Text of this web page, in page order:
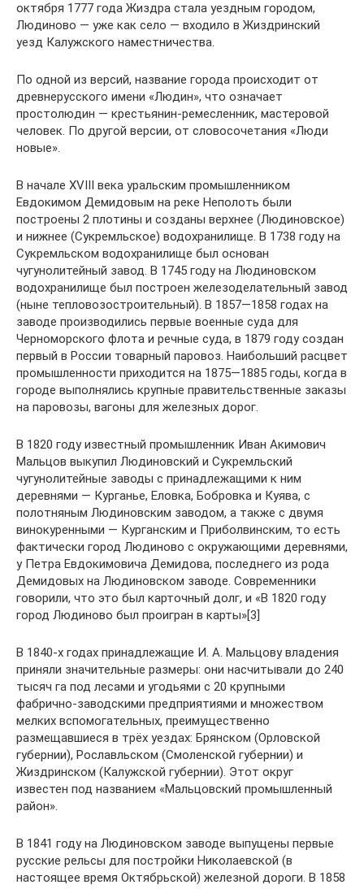
октября 1777 года Жиздра стала уездным городом,
Людиново — уже как село — входило в Жиздринский
уезд Калужского наместничества.
По одной из версий, название города происходит от
древнерусского имени «Людин», что означает
простолюдин — крестьянин-ремесленник, мастеровой
человек. По другой версии, от словосочетания «Люди
новые».
В начале XVIII века уральским промышленником
Евдокимом Демидовым на реке Неполоть были
построены 2 плотины и созданы верхнее (Людиновское)
и нижнее (Сукремльское) водохранилище. В 1738 году на
Сукремльском водохранилище был основан
чугунолитейный завод. В 1745 году на Людиновском
водохранилище был построен железоделательный завод
(ныне тепловозостроительный). В 1857—1858 годах на
заводе производились первые военные суда для
Черноморского флота и речные суда, в 1879 году создан
первый в России товарный паровоз. Наибольший расцвет
промышленности приходится на 1875—1885 годы, когда в
городе выполнялись крупные правительственные заказы
на паровозы, вагоны для железных дорог.
В 1820 году известный промышленник Иван Акимович
Мальцов выкупил Людиновский и Сукремльский
чугунолитейные заводы с принадлежащими к ним
деревнями — Курганье, Еловка, Бобровка и Куява, с
полотняным Людиновским заводом, а также с двумя
винокуренными — Курганским и Приболвинским, то есть
фактически город Людиново с окружающими деревнями,
у Петра Евдокимовича Демидова, последнего из рода
Демидовых на Людиновском заводе. Современники
говорили, что это был карточный долг, и «В 1820 году
город Людиново был проигран в карты»[3]
В 1840-х годах принадлежащие И. А. Мальцову владения
приняли значительные размеры: они насчитывали до 240
тысяч га под лесами и угодьями с 20 крупными
фабрично-заводскими предприятиями и множеством
мелких вспомогательных, преимущественно
размещавшиеся в трёх уездах: Брянском (Орловской
губернии), Рославльском (Смоленской губернии) и
Жиздринском (Калужской губернии). Этот округ
известен под названием «Мальцовский промышленный
район».
В 1841 году на Людиновском заводе выпущены первые
русские рельсы для постройки Николаевской (в
настоящее время Октябрьской) железной дороги. В 1858